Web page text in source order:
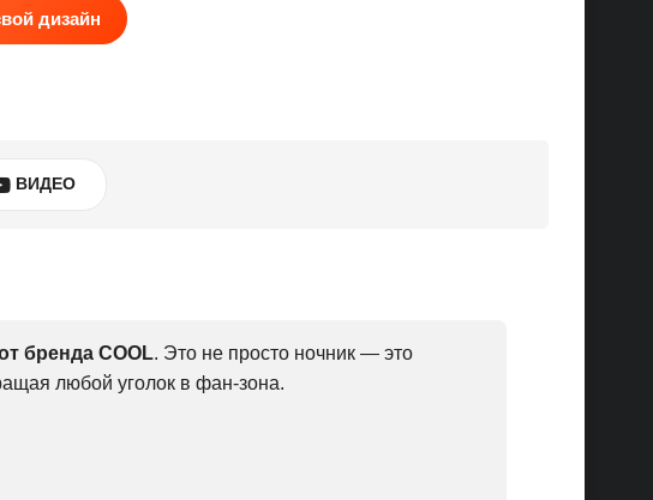
дизайн
ВИДЕО
бренда COOL. Это не просто ночник — это
любой уголок в фан-зона.